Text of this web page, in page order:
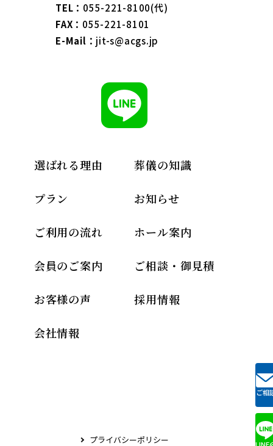
ご相
TEL： 055-221-8100(代)
FAX： 055-221-8101
E-Mail： jit-s@acgs.jp
選ばれる理由 葬儀の知識
プラン お知らせ
ご利用の流れ ホール案内
会員のご案内 ご相談・御見積
お客様の声 採用情報
会社情報
プライバシーポリシー